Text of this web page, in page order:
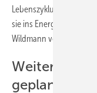
Lebenszyklus
sie ins Energienetz
Wildmann von DLR-
Weitere
geplant